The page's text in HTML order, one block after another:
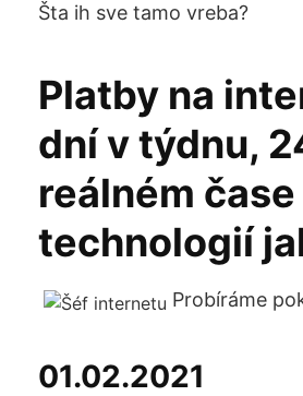
Šta ih sve tamo vreba?
Platby na
dní v týdnu,
reálném
technologií
Probíráme
01.02.2021